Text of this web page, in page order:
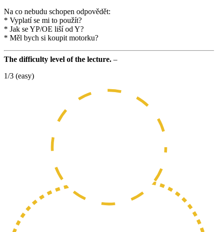
Na co nebudu schopen odpovědět:
* Vyplatí se mi to použít?
* Jak se YP/OE liší od Y?
* Měl bych si koupit motorku?
The difficulty level of the lecture. –
1/3 (easy)